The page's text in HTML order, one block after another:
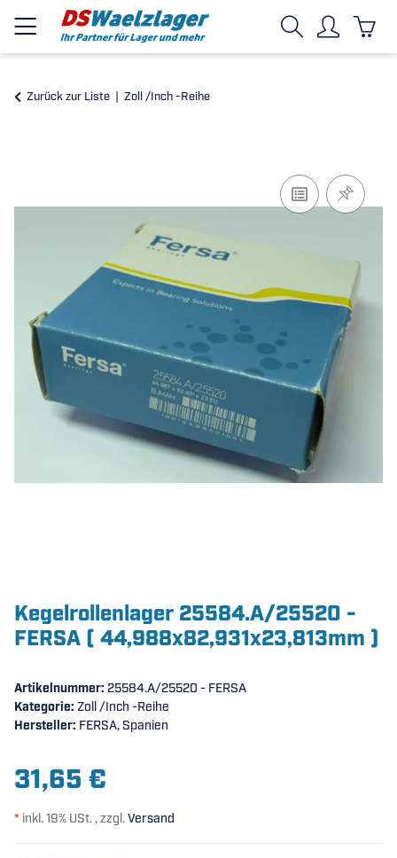
Zurück zur Liste Zoll /Inch -Reihe
Kegelrollenlager 25584.A/25520 -
FERSA ( 44,988x82,931x23,813mm )
Artikelnummer: 25584.A/25520 - FERSA
Kategorie: Zoll /Inch -Reihe
Hersteller: FERSA, Spanien
31,65 €
* inkl. 19% USt. , zzgl.Versand